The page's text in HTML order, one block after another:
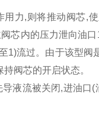
力,则将推动阀芯,
芯内的压力泄向油
1)流过。由于该型阀
阀芯的开启状态。
液流被关闭,进油口